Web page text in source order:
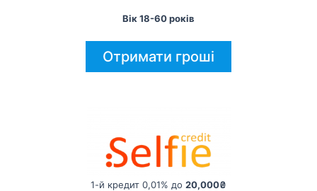
Вік 18-60 років
Отримати гроші
1-й кредит 0,01% до 20,000₴